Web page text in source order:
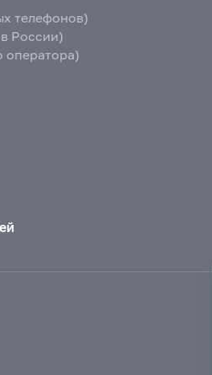
телефонов)
России)
оператора)